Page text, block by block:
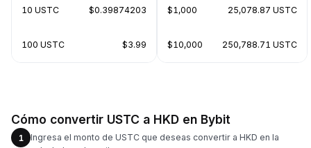
10 USTC $0.39874203
100 USTC $3.99
$1,000 25,078.87 USTC
$10,000 250,788.71 USTC
Cómo convertir USTC a HKD en Bybit
1
Ingresa el monto de USTC que deseas convertir a HKD en la